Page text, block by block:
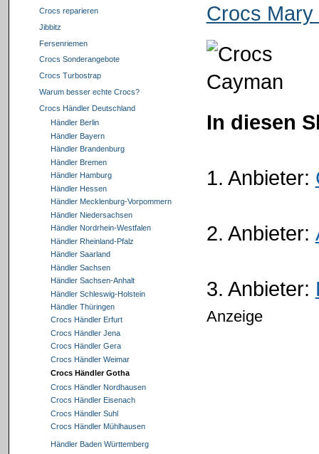
Crocs reparieren
Jibbitz
Fersenriemen
Crocs Sonderangebote
Crocs Turbostrap
Warum besser echte Crocs?
Crocs Händler Deutschland
Händler Berlin
Händler Bayern
Händler Brandenburg
Händler Bremen
Händler Hamburg
Händler Hessen
Händler Mecklenburg-Vorpommern
Händler Niedersachsen
Händler Nordrhein-Westfalen
Händler Rheinland-Pfalz
Händler Saarland
Händler Sachsen
Händler Sachsen-Anhalt
Händler Schleswig-Holstein
Händler Thüringen
Crocs Händler Erfurt
Crocs Händler Jena
Crocs Händler Gera
Crocs Händler Weimar
Crocs Händler Gotha
Crocs Händler Nordhausen
Crocs Händler Eisenach
Crocs Händler Suhl
Crocs Händler Mühlhausen
Händler Baden Württemberg
Crocs
In diesen
1. Anbieter:
2. Anbieter:
3. Anbieter:
Anzeige